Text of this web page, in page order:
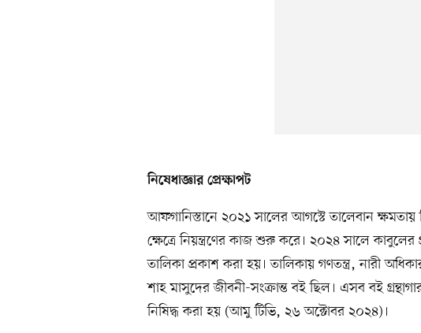
নিষেধাজ্ঞার প্রেক্ষাপট
আফগানিস্তানে ২০২১ সালের আগস্টে তালেবান
ক্ষেত্রে নিয়ন্ত্রণের কাজ শুরু করে। ২০২৪ সালে কাবুলের
তালিকা প্রকাশ করা হয়। তালিকায় গণতন্ত্র, নারী
শাহ মাসুদের জীবনী-সংক্রান্ত বই ছিল। এসব বই
নিষিদ্ধ করা হয় (আমু টিভি, ২৬ অক্টোবর ২০২৪)।